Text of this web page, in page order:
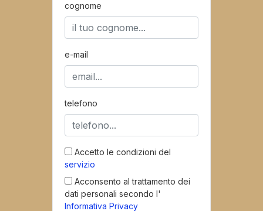
cognome
e-mail
telefono
Accetto le condizioni del
servizio
Acconsento al trattamento dei
dati personali secondo l'
Informativa Privacy